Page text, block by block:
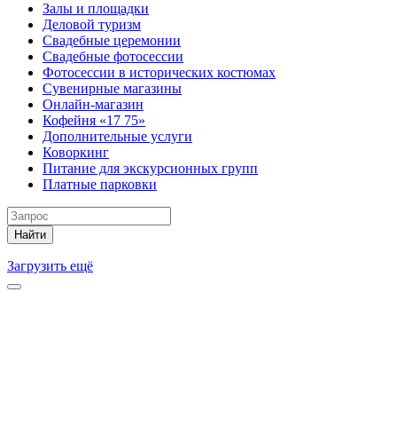
Залы и площадки
Деловой туризм
Свадебные церемонии
Свадебные фотосессии
Фотосессии в исторических костюмах
Сувенирные магазины
Онлайн-магазин
Кофейня «17 75»
Дополнительные услуги
Коворкинг
Питание для экскурсионных групп
Платные парковки
Найти
Загрузить ещё